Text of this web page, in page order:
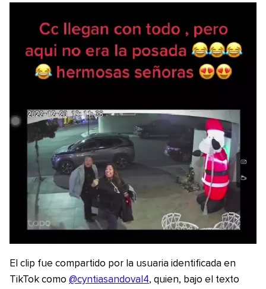
El clip fue compartido por la usuaria identificada en
TikTok como @cyntiasandoval4, quien, bajo el texto